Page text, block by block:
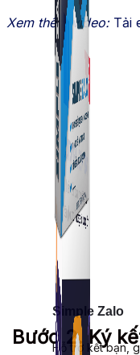
Simple Zalo
Hỗ trợ kết bạn,
Xem thêm video:Tải
Bước 2. Ký